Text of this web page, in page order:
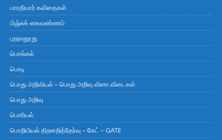
பாரதியார் கவிதைகள்
பிஞ்சுக் கைவண்ணம்
புறநானூறு
பொங்கல்
பொடி
பொது அறிவியல் – பொது அறிவு வினா விடைகள்
பொது அறிவு
பொரியல்
பொறியியல் திறனறித்தேர்வு – கேட் – GATE